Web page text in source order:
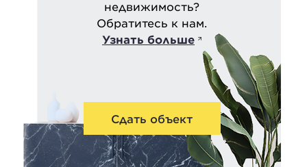
недвижимость?
Обратитесь к нам.
Узнать больше
Сдать объект